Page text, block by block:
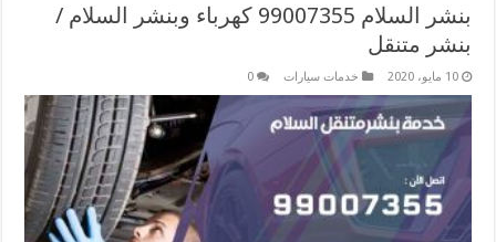
بنشر السلام 99007355 كهرباء وبنشر السلام /
بنشر متنقل
10 مايو، 2020 خدمات سيارات 0